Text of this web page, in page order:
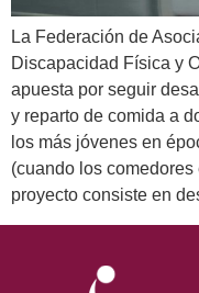
La Federación de
Discapacidad Física y
apuesta por seguir
y reparto de comida a
los más jóvenes en
(cuando los
proyecto consiste en